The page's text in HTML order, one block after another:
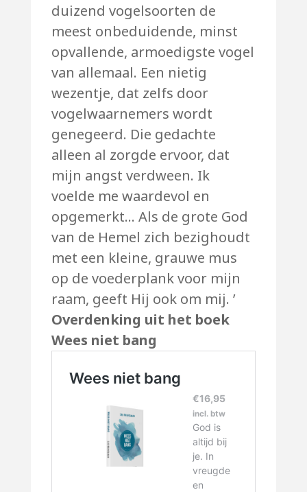
duizend vogelsoorten de
meest onbeduidende, minst
opvallende, armoedigste vogel
van allemaal. Een nietig
wezentje, dat zelfs door
vogelwaarnemers wordt
genegeerd. Die gedachte
alleen al zorgde ervoor, dat
mijn angst verdween. Ik
voelde me waardevol en
opgemerkt… Als de grote God
van de Hemel zich bezighoudt
met een kleine, grauwe mus
op de voederplank voor mijn
raam, geeft Hij ook om mij. ’
Overdenking uit het boek
Wees niet bang